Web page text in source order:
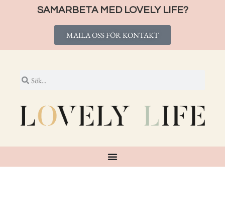
SAMARBETA MED LOVELY LIFE?
MAILA OSS FÖR KONTAKT